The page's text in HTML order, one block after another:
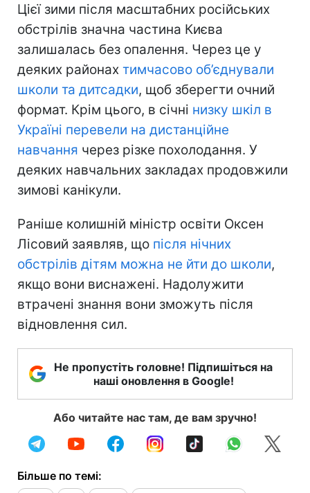
Цієї зими після масштабних російських
обстрілів значна частина Києва
залишалась без опалення. Через це у
деяких районах тимчасово об’єднували
школи та дитсадки, щоб зберегти очний
формат. Крім цього, в січні низку шкіл в
Україні перевели на дистанційне
навчання через різке похолодання. У
деяких навчальних закладах продовжили
зимові канікули.
Раніше колишній міністр освіти Оксен
Лісовий заявляв, що після нічних
обстрілів дітям можна не йти до школи,
якщо вони виснажені. Надолужити
втрачені знання вони зможуть після
відновлення сил.
Не пропустіть головне! Підпишіться на
наші оновлення в Google!
Або читайте нас там, де вам зручно!
Більше по темі: